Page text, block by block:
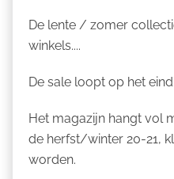
De lente / zomer
winkels....
De sale loopt op het
Het magazijn hangt vol
de herfst/winter 20-21,
worden.